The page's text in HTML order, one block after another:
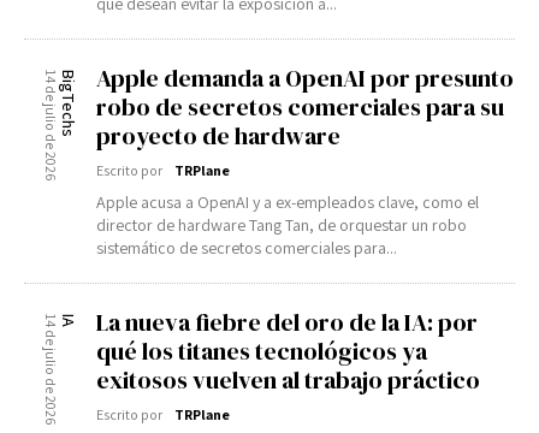
BigTechs
14 de julio de 2026
Apple demanda a OpenAI por presunto
robo de secretos comerciales para su
proyecto de hardware
Escrito por TRPlane
Apple acusa a OpenAI y a ex-empleados clave, como el
director de hardware Tang Tan, de orquestar un robo
sistemático de secretos comerciales para...
IA
14 de julio de 2026
La nueva fiebre del oro de la IA: por
qué los titanes tecnológicos ya
exitosos vuelven al trabajo práctico
Escrito por TRPlane